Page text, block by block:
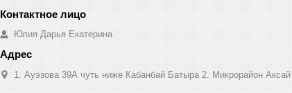
Юлия Дарья Екатерина
1. Ауэзова 39А чуть ниже Кабанбай Батыра ㅤㅤㅤㅤㅤㅤㅤㅤㅤㅤㅤㅤㅤㅤ2.